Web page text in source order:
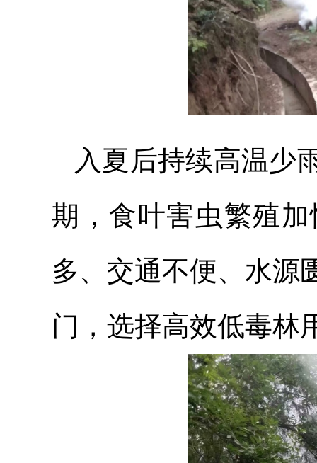
入夏后持续高温少
期，食叶害虫繁殖
多、交通不便、水源
门，选择高效低毒林